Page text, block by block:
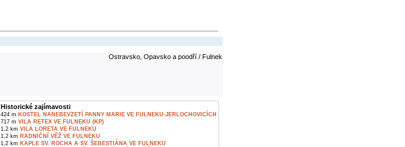
Ostravsko, Opavsko a poodří / Fulnek
Historické zajímavosti
424 m KOSTEL NANEBEVZETÍ PANNY MARIE VE FULNEKU-JERLOCHOVICÍCH
717 m VILA RETEX VE FULNEKU (KP)
1,2 km VILA LORETA VE FULNEKU
1,2 km RADNIČNÍ VĚŽ VE FULNEKU
1,2 km KAPLE SV. ROCHA A SV. ŠEBESTIÁNA VE FULNEKU